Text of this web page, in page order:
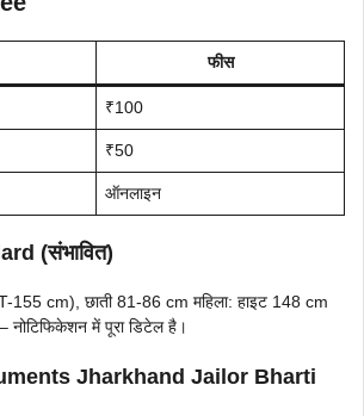
फीस
₹100
₹50
ऑनलाइन
(संभावित)
155 cm), छाती 81-86 cm महिला: हाइट 148 cm
नोटिफिकेशन में पूरा डिटेल है।
Jharkhand Jailor Bharti